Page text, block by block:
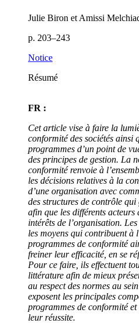
Julie Biron et Amissi
p. 203–243
Notice
Résumé
FR :
Cet article vise à faire la
conformité des sociétés ainsi
programmes d’un point de
des principes de gestion. La
conformité renvoie à
les décisions relatives à la
d’une organisation avec
des structures de contrôle
afin que les différents
intérêts de l’organisation.
les moyens qui contribuent à
programmes de conformité
freiner leur efficacité, en se
Pour ce faire, ils effectuent
littérature afin de mieux
au respect des normes au
exposent les principales
programmes de conformité
leur réussite.